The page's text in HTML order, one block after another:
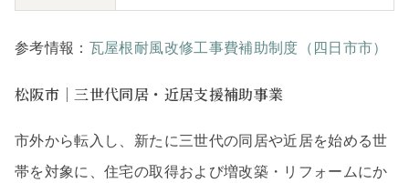
参考情報： 瓦屋根耐風改修工事費補助制度（四日市市）
松阪市｜三世代同居・近居支援補助事業
市外から転入し、新たに三世代の同居や近居を始める世
帯を対象に、住宅の取得および増改築・リフォームにか